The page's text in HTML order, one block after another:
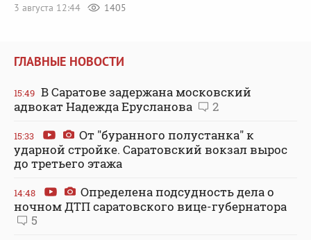
3 августа 12:44
1405
ГЛАВНЫЕ НОВОСТИ
15:49 В Саратове задержана московский
адвокат Надежда Ерусланова
2
15:33
От "буранного полустанка" к
ударной стройке. Саратовский вокзал вырос
до третьего этажа
14:48
Определена подсудность дела о
ночном ДТП саратовского вице-губернатора
5